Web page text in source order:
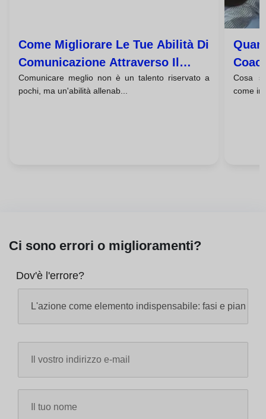
Come Migliorare Le Tue Abilità Di
Comunicazione Attraverso Il
Coaching
Comunicare meglio non è un talento riservato a
pochi, ma un'abilità allenab...
Cosa
come
Ci sono errori o miglioramenti?
Dov'è l'errore?